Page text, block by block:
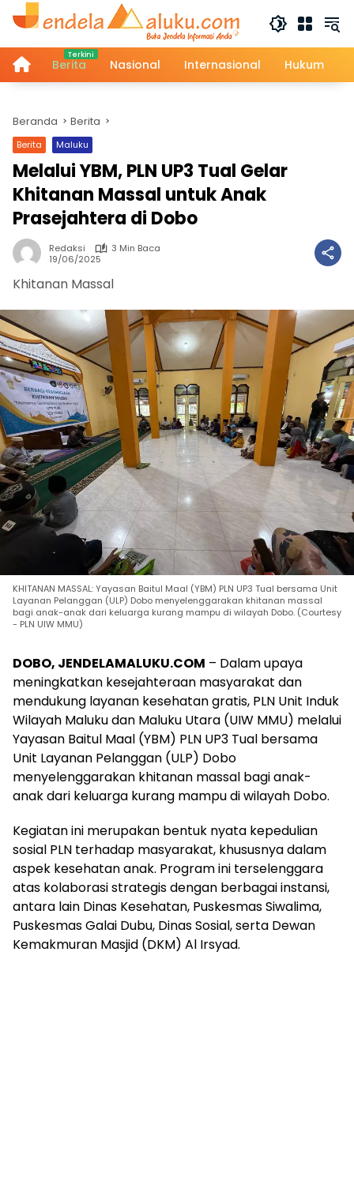
Langsung
HomeBerita Nasional Internasional Hukum
Beranda Berita
Berita Maluku
Melalui YBM, PLN UP3 Tual Gelar
Khitanan Massal untuk Anak
Prasejahtera di Dobo
Redaksi
3 Min Baca
19/06/2025
Khitanan Massal
KHITANAN MASSAL: Yayasan Baitul Maal (YBM) PLN UP3 Tual bersama Unit
Layanan Pelanggan (ULP) Dobo menyelenggarakan khitanan massal
bagi anak-anak dari keluarga kurang mampu di wilayah Dobo. (Courtesy
- PLN UIW MMU)
DOBO, JENDELAMALUKU.COM – Dalam upaya
meningkatkan kesejahteraan masyarakat dan
mendukung layanan kesehatan gratis, PLN Unit Induk
Wilayah Maluku dan Maluku Utara (UIW MMU) melalui
Yayasan Baitul Maal (YBM) PLN UP3 Tual bersama
Unit Layanan Pelanggan (ULP) Dobo
menyelenggarakan khitanan massal bagi anak-
anak dari keluarga kurang mampu di wilayah Dobo.
Kegiatan ini merupakan bentuk nyata kepedulian
sosial PLN terhadap masyarakat, khususnya dalam
aspek kesehatan anak. Program ini terselenggara
atas kolaborasi strategis dengan berbagai instansi,
antara lain Dinas Kesehatan, Puskesmas Siwalima,
Puskesmas Galai Dubu, Dinas Sosial, serta Dewan
Kemakmuran Masjid (DKM) Al Irsyad.